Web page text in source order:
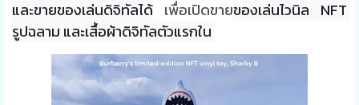
และขายของเล่นดิจิทัลได้ เพื่อเปิดขายของเล่นไวนิล NFT
รูปฉลาม และเสื้อผ้าดิจิทัลตัวแรกใน